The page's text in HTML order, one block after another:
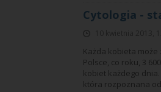
Cytologia -
Każda kobieta
Polsce, co roku, 3
kobiet każdego
która rozpoznana